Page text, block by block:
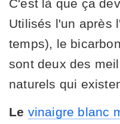
C'est là que ça
Utilisés l'un après
temps), le
sont deux des
naturels qui
Le vinaigre blanc